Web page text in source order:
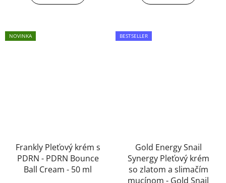
NOVINKA
Frankly Pleťový krém s
PDRN - PDRN Bounce
Ball Cream - 50 ml
BESTSELLER
Gold Energy Snail
Synergy Pleťový krém
so zlatom a slimačím
mucínom - Gold Snail